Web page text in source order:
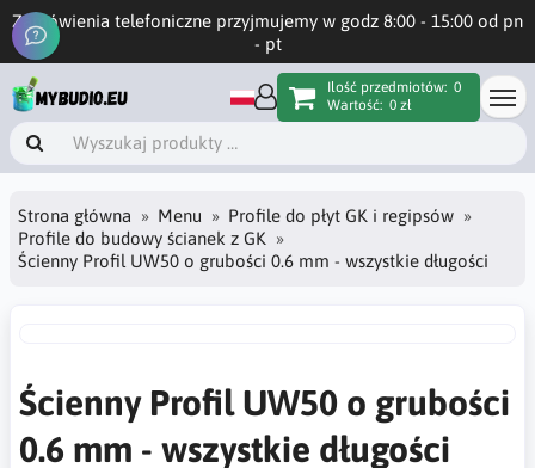
Zamówienia telefoniczne przyjmujemy w godz 8:00 - 15:00 od pn
- pt
Ilość przedmiotów: 0
Wartość: 0 zł
Strona główna Menu
Profile do płyt GK i regipsów
Profile do budowy ścianek z GK
Ścienny Profil UW50 o grubości 0.6 mm - wszystkie długości
Ścienny Profil UW50 o grubości
0.6 mm - wszystkie długości